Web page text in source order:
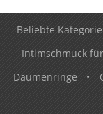
Beliebte
Intimschmuck
Daumenringe
•